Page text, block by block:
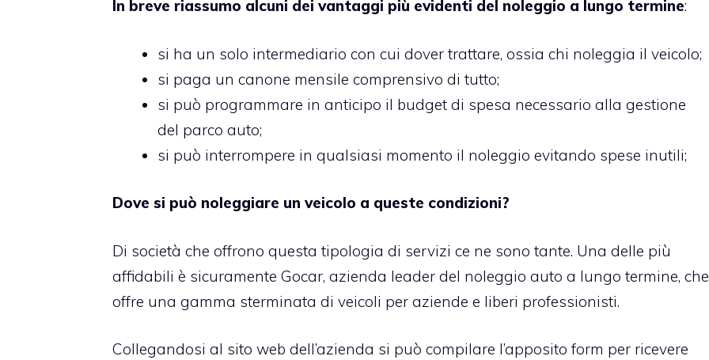
In breve riassumo alcuni dei vantaggi più evidenti del noleggio a lungo termine:
si ha un solo intermediario con cui dover trattare, ossia chi noleggia il veicolo;
si paga un canone mensile comprensivo di tutto;
si può programmare in anticipo il budget di spesa necessario alla gestione
del parco auto;
si può interrompere in qualsiasi momento il noleggio evitando spese inutili;
Dove si può noleggiare un veicolo a queste condizioni?
Di società che offrono questa tipologia di servizi ce ne sono tante. Una delle più
affidabili è sicuramente Gocar, azienda leader del noleggio auto a lungo termine, che
offre una gamma sterminata di veicoli per aziende e liberi professionisti.
Collegandosi al sito web dell’azienda si può compilare l’apposito form per ricevere